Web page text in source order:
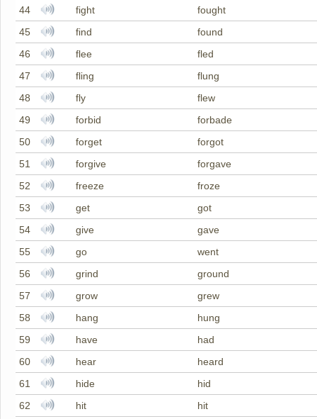
44
fight
fought
45
find
found
46
flee
fled
47
fling
flung
48
fly
flew
49
forbid
forbade
50
forget
forgot
51
forgive
forgave
52
freeze
froze
53
get
got
54
give
gave
55
go
went
56
grind
ground
57
grow
grew
58
hang
hung
59
have
had
60
hear
heard
61
hide
hid
62
hit
hit